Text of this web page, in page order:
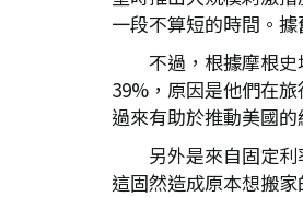
一段不算短的時間。
不過，根據摩根
39%，原因是他們在
過來有助於推動美國的
另外是來自固定
這固然造成原本想搬